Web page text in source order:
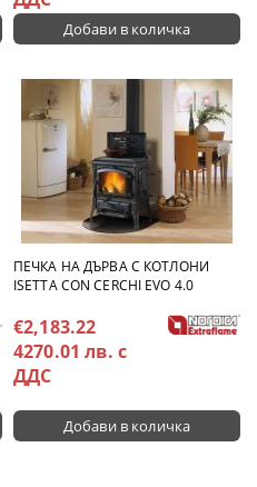
ПЕЧКА НА ДЪРВА С КОТЛОНИ
ISETTA CON CERCHI EVO 4.0
€2,183.22
4270.01 лв. с
ДДС